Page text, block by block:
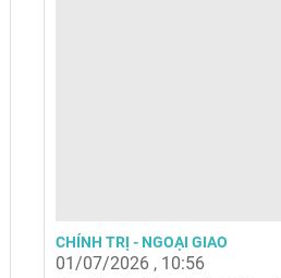
CHÍNH TRỊ - NGOẠI GIAO
01/07/2026 , 10:56